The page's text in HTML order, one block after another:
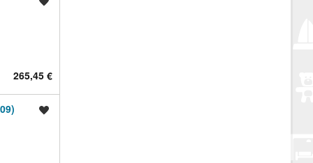
265,45 €